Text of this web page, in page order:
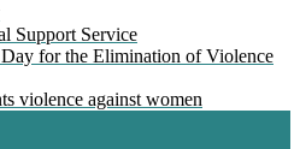
Support Service
for the Elimination of Violence
violence against women